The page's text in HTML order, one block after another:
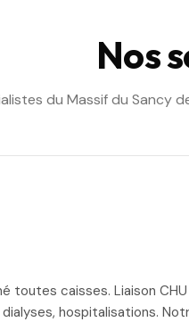
Nos
du Massif du Sancy
toutes caisses. Liaison CHU
hospitalisations.